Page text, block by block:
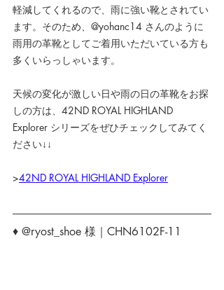
軽減してくれるので、雨に強い靴とされてい
ます。そのため、@yohanc14 さんのように
雨用の革靴としてご着用いただいている方も
多くいらっしゃいます。
天候の変化が激しい日や雨の日の革靴をお探
しの方は、42ND ROYAL HIGHLAND
Explorer シリーズをぜひチェックしてみてく
ださい↓↓
>42ND ROYAL HIGHLAND Explorer
♦ @ryost_shoe 様｜CHN6102F-11